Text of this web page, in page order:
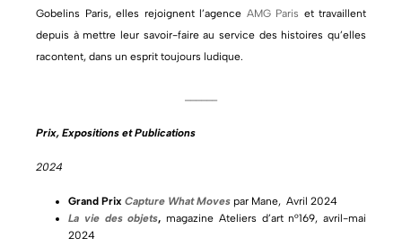
Prix, Expositions et Publications
2024
Grand Prix Capture What Moves par Mane, Avril 2024
La vie des objets, magazine Ateliers d’art n°169, avril-mai
2024
Gobelins Paris, elles rejoignent l’agence AMG Paris et travaillent
depuis à mettre leur savoir-faire au service des histoires qu’elles
racontent, dans un esprit toujours ludique.